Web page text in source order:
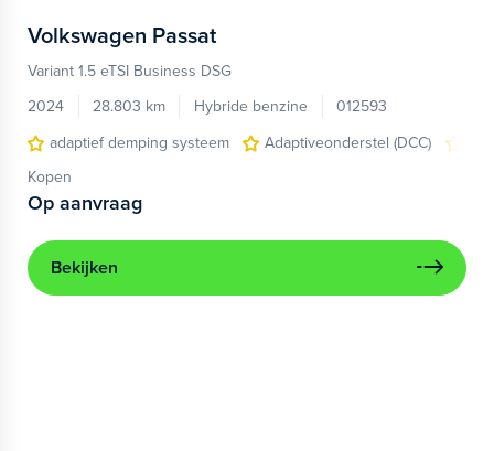
Volkswagen Passat
Variant 1.5 eTSI Business DSG
2024
28.803 km Hybride benzine
012593
adaptief demping systeem
Adaptiveonderstel (DCC)
Kopen
Op aanvraag
Bekijken